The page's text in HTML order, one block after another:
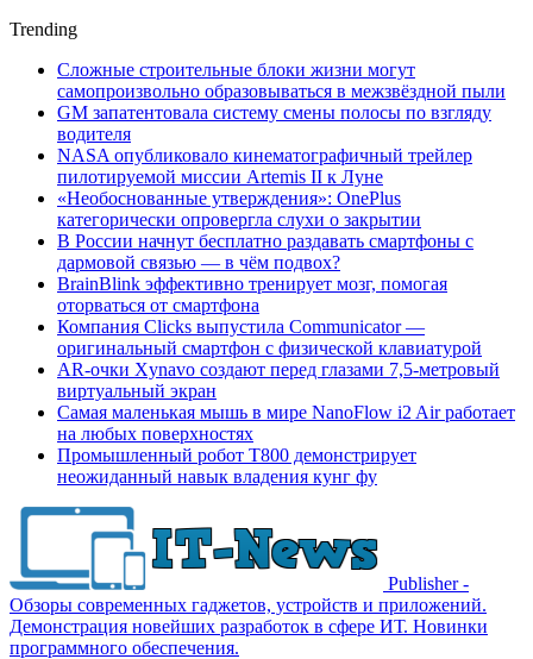
Trending
Сложные строительные блоки жизни могут
самопроизвольно образовываться в межзвёздной пыли
GM запатентовала систему смены полосы по взгляду
водителя
NASA опубликовало кинематографичный трейлер
пилотируемой миссии Artemis II к Луне
«Необоснованные утверждения»: OnePlus
категорически опровергла слухи о закрытии
В России начнут бесплатно раздавать смартфоны с
дармовой связью — в чём подвох?
BrainBlink эффективно тренирует мозг, помогая
оторваться от смартфона
Компания Clicks выпустила Communicator —
оригинальный смартфон с физической клавиатурой
AR-очки Xynavo создают перед глазами 7,5-метровый
виртуальный экран
Самая маленькая мышь в мире NanoFlow i2 Air работает
на любых поверхностях
Промышленный робот Т800 демонстрирует
неожиданный навык владения кунг фу
Publisher -
Обзоры современных гаджетов, устройств и приложений.
Демонстрация новейших разработок в сфере ИТ. Новинки
программного обеспечения.